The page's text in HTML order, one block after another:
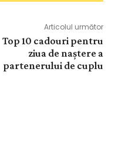
Articolul următor
Top 10 cadouri pentru
ziua de naștere a
partenerului de cuplu